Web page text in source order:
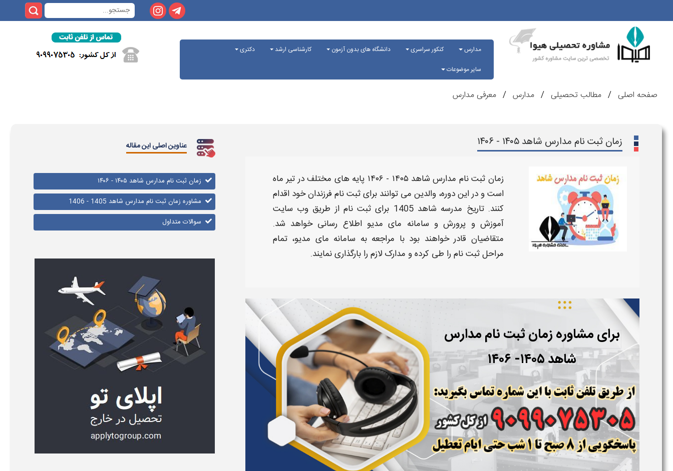
مدارس کنکور سراسری دانشگاه های بدون آزمون کارشناسی ارشد
دکتری
سایر موضوعات
صفحه اصلی مطالب تحصیلی مدارس معرفی مدارس
زمان ثبت نام مدارس شاهد ۱۴۰۵ - ۱۴۰۶
زمان ثبت نام مدارس شاهد ۱۴۰۵ - ۱۴۰۶
پایه های مختلف در تیر ماه
است و در این دوره، والدین می‌ توانند برایثبت‌ نام فرزندان خود اقدام
کنند.تاریخ مدرسه شاهد 1405 برای ثبت نام
از طریق وب‌ سایت
آموزش و پرورش و سامانه مای مدیو اطلاع‌ رسانی خواهد شد.
متقاضیان قادر خواهند بود با مراجعه به سامانه مای مدیو، تمام
مراحلثبت‌ نام را طی کرده و مدارک لازم را بارگذاری نمایند.
برای مشاوره زمان ثبت نام مدارس
شاهد۱۴۰۵- ۱۴۰۶
عناوین اصلی این مقاله
زمان ثبت نام مدارس شاهد ۱۴۰۵ - ۱۴۰۶
مشاوره زمان ثبت نام مدارس شاهد 1405 - 1406
سوالات متداول